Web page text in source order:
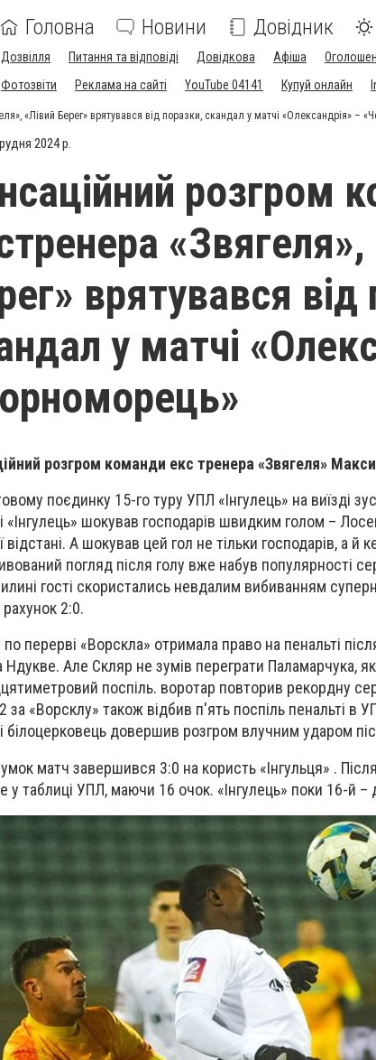
Головна Новини Довідник
Дозвілля Питання та відповіді Довідкова Афіша
Фотозвіти
Реклама на сайті YouTube 04141 Купуй онлайн
«Лівий Берег» врятувався від поразки, скандал у матчі «Олександрія» –
2024 р.
розгром
«Звягеля»,
врятувався від
у матчі
розгром команди екс тренера «Звягеля»
поєдинку 15-го туру УПЛ «Інгулець» на виїзді
«Інгулець» шокував господарів швидким голом –
відстані. А шокував цей гол не тільки господарів, а й
погляд після голу вже набув популярності
гості скористались невдалим вибиванням
2:0.
перерві «Ворскла» отримала право на пенальті
Ндукве. Але Скляр не зумів переграти Паламарчука,
поспіль. воротар повторив рекордну
за «Ворсклу» також відбив п'ять поспіль пенальті в
білоцерковець довершив розгром влучним ударом
матч завершився 3:0 на користь «Інгульця» .
у таблиці УПЛ, маючи 16 очок. «Інгулець» поки 16-й –